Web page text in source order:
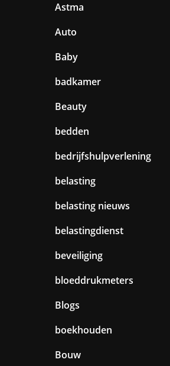
Astma
Auto
Baby
badkamer
Beauty
bedden
bedrijfshulpverlening
belasting
belasting nieuws
belastingdienst
beveiliging
bloeddrukmeters
Blogs
boekhouden
Bouw